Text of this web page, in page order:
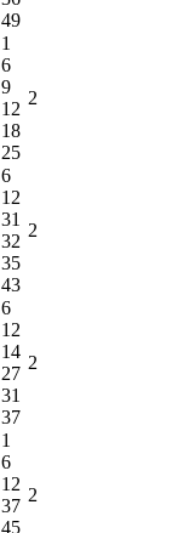
49
1
6
9
12
18
25
2
6
12
31
32
35
43
2
6
12
14
27
31
37
2
1
6
12
37
45
2